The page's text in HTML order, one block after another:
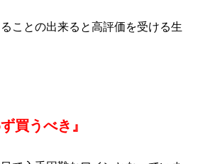
ことの出来ると高評価を受ける生
買うべき』